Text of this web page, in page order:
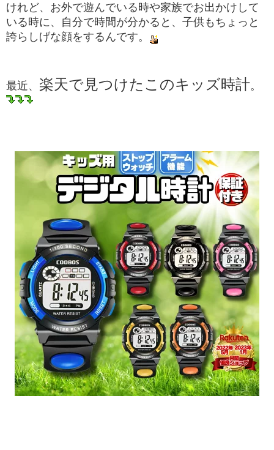
けれど、お外で遊んでいる時や家族でお出かけして
いる時に、自分で時間が分かると、子供もちょっと
誇らしげな顔をするんです。
最近、 楽天で見つけたこのキッズ時計。